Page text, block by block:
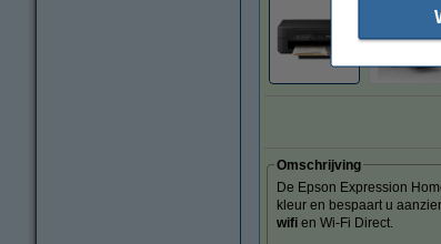
Omschrijving
De Epson Expression
kleur en bespaart u
wifi en Wi-Fi Direct.